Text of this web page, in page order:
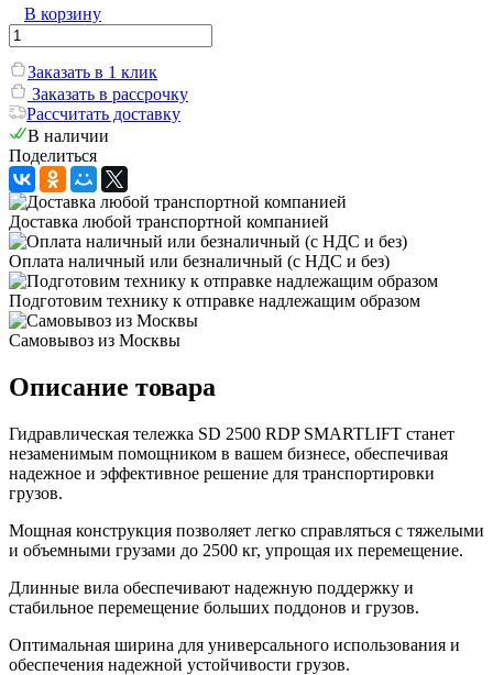
В корзину
Заказать в 1 клик
Заказать в рассрочку
Рассчитать доставку
В наличии
Поделиться
Доставка любой транспортной компанией
Оплата наличный или безналичный (с НДС и без)
Подготовим технику к отправке надлежащим образом
Самовывоз из Москвы
Описание товара
Гидравлическая тележка SD 2500 RDP SMARTLIFT станет
незаменимым помощником в вашем бизнесе, обеспечивая
надежное и эффективное решение для транспортировки
грузов.
Мощная конструкция позволяет легко справляться с тяжелыми
и объемными грузами до 2500 кг, упрощая их перемещение.
Длинные вила обеспечивают надежную поддержку и
стабильное перемещение больших поддонов и грузов.
Оптимальная ширина для универсального использования и
обеспечения надежной устойчивости грузов.